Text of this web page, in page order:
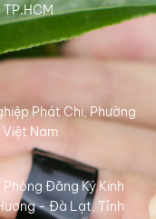
Phát Chi, Phường
Nam
Đăng Ký Kinh
- Đà Lạt, Tỉnh